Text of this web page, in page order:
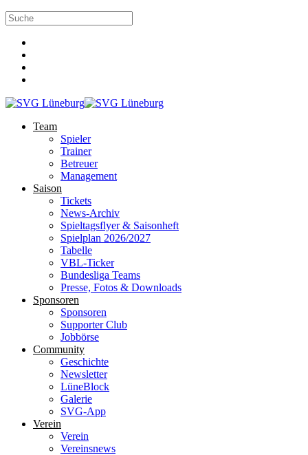
Team
Spieler
Trainer
Betreuer
Management
Saison
Tickets
News-Archiv
Spieltagsflyer & Saisonheft
Spielplan 2026/2027
Tabelle
VBL-Ticker
Bundesliga Teams
Presse, Fotos & Downloads
Sponsoren
Sponsoren
Supporter Club
Jobbörse
Community
Geschichte
Newsletter
LüneBlock
Galerie
SVG-App
Verein
Verein
Vereinsnews